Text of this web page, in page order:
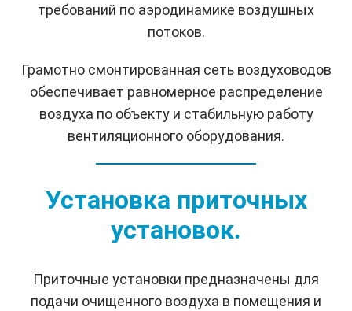
требований по аэродинамике воздушных
потоков.
Грамотно смонтированная сеть воздуховодов
обеспечивает равномерное распределение
воздуха по объекту и стабильную работу
вентиляционного оборудования.
Установка приточных
установок.
Приточные установки предназначены для
подачи очищенного воздуха в помещения и